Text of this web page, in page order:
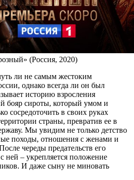
(Россия, 2020)
ли не самым жестоким
однако всегда ли он был
историю взросления
бояр сироты, который умом и
сосредоточить в своих руках
страны, превратив ее в
Мы увидим не только детство
походы, отношения с женами и
череды предательств его
ней – укрепляется положение
И даже сыну не миновать